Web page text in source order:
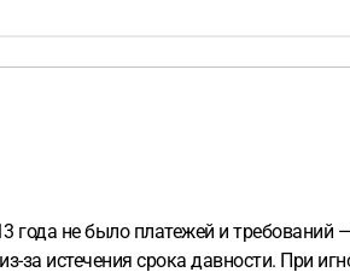
года не было платежей и
за истечения срока давности. При